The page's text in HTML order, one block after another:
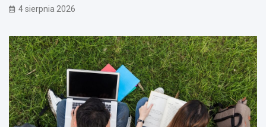
4 sierpnia 2026